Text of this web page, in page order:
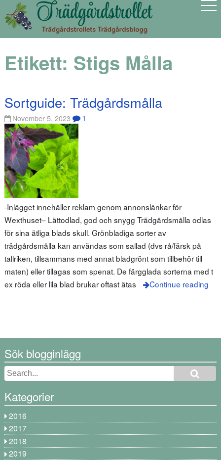
Etikett: Stigs Målla
Sortguide: Trädgårdsmålla
November 5, 2023 1
-Inlägget innehåller reklam genom annonslänkar för
Wexthuset– Lättodlad, god och snygg Trädgårdsmålla odlas
för sina ätliga blads skull. Grönbladiga sorter av
trädgårdsmålla kan användas som sallad (dvs rå/färsk på
tallriken, tillsammans med annat bladgrönt som tillbehör till
maten) eller tillagas som spenat. De färgglada sorterna med t
ex röda eller lila blad brukar oftast ätas
Continue reading
Sök blogginlägg
Kategorier
2016
2017
2018
2019